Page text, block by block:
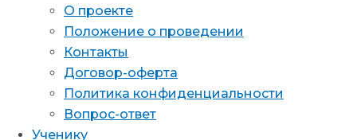
О проекте
Положение о проведении
Контакты
Договор-оферта
Политика конфиденциальности
Вопрос-ответ
Ученику